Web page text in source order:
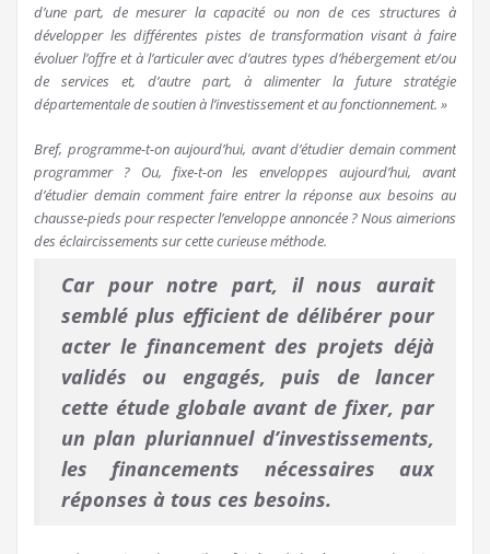
d’une part, de mesurer la capacité ou non de ces structures à
développer les différentes pistes de transformation visant à faire
évoluer l’offre et à l’articuler avec d’autres types d’hébergement et/ou
de services et, d’autre part, à alimenter la future stratégie
départementale de soutien à l’investissement et au fonctionnement. »
Bref, programme-t-on aujourd’hui, avant d’étudier demain comment
programmer ? Ou, fixe-t-on les enveloppes aujourd’hui, avant
d’étudier demain comment faire entrer la réponse aux besoins au
chausse-pieds pour respecter l’enveloppe annoncée ? Nous aimerions
des éclaircissements sur cette curieuse méthode.
Car pour notre part, il nous aurait
semblé plus efficient de délibérer pour
acter le financement des projets déjà
validés ou engagés, puis de lancer
cette étude globale avant de fixer, par
un plan pluriannuel d’investissements,
les financements nécessaires aux
réponses à tous ces besoins.